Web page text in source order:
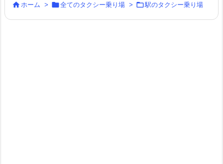
 ホーム > 全てのタクシー乗り場 > 駅のタクシー乗り場